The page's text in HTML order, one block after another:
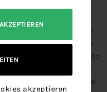
vestibulum orci.
pharetra eros. Aliquam
Mauris in
sapien. Cras in justo
nisl. Sed urna
iaculis elementum nisl.
akzeptieren